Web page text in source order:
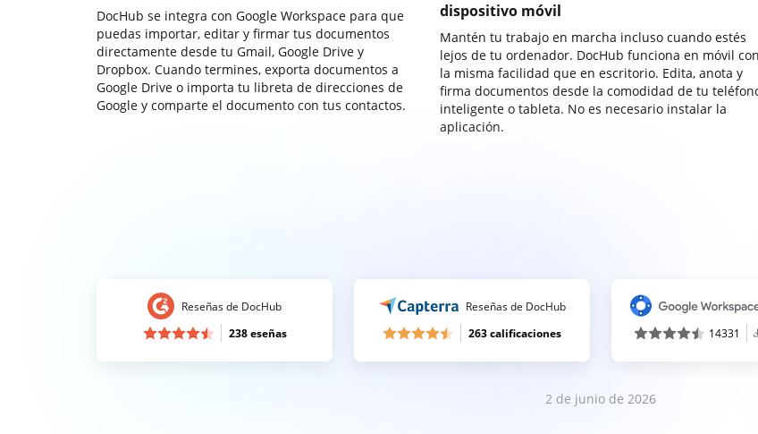
DocHub se integra con Google Workspace para que
puedas importar, editar y firmar tus documentos
directamente desde tu Gmail, Google Drive y
Dropbox. Cuando termines, exporta documentos a
Google Drive o importa tu libreta de direcciones de
Google y comparte el documento con tus contactos.
dispositivo móvil
Mantén tu trabajo en marcha incluso cuando estés
lejos de tu ordenador. DocHub funciona en móvil con
la misma facilidad que en escritorio. Edita, anota y
firma documentos desde la comodidad de tu
inteligente o tableta. No es necesario instalar la
aplicación.
Reseñas de DocHub
238 eseñas
Reseñas de DocHub
263 calificaciones
14331
2 de junio de 2026